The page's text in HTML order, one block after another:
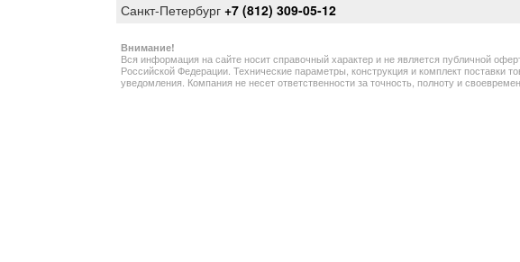
Санкт-Петербург +7 (812) 309-05-12
Внимание!
Вся информация на сайте носит справочный характер и не является публичной
Российской Федерации. Технические параметры, конструкция и комплект поставки
уведомления. Компания не несет ответственности за точность, полноту и